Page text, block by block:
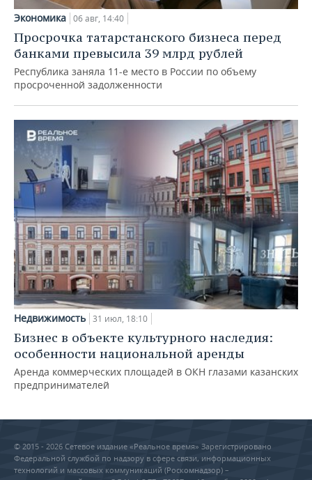
Экономика 06 авг, 14:40
Просрочка татарстанского бизнеса перед
банками превысила 39 млрд рублей
Республика заняла 11-е место в России по объему
просроченной задолженности
Недвижимость 31 июл, 18:10
Бизнес в объекте культурного наследия:
особенности национальной аренды
Аренда коммерческих площадей в ОКН глазами казанских
предпринимателей
© 2015 - 2026 Сетевое издание «Реальное время» Зарегистрировано
Федеральной службой по надзору в сфере связи, информационных
технологий и массовых коммуникаций (Роскомнадзор) –